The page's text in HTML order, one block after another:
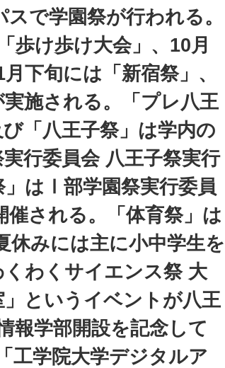
で学園祭が行われる。
歩け歩け大会」、10月
下旬には「新宿祭」、
施される。「プレ八王
「八王子祭」は学内の
行委員会 八王子祭実行
はⅠ部学園祭実行委員
催される。「体育祭」は
休みには主に小中学生を
わくサイエンス祭 大
というイベントが八王
報学部開設を記念して
工学院大学デジタルア